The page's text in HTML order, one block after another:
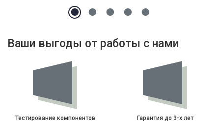
Ваши выгоды от работы с нами
Тестирование компонентов
Гарантия до 3-х лет